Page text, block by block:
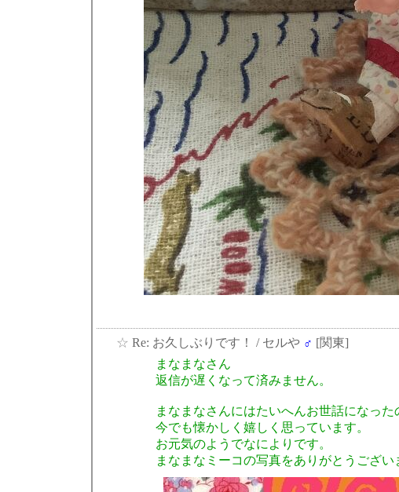
☆ Re: お久しぶりです！ / セルや ♂ [関東]
まなまなさん
返信が遅くなって済みません。
まなまなさんにはたいへんお世話になった
今でも懐かしく嬉しく思っています。
お元気のようでなによりです。
まなまなミーコの写真をありがとうござい